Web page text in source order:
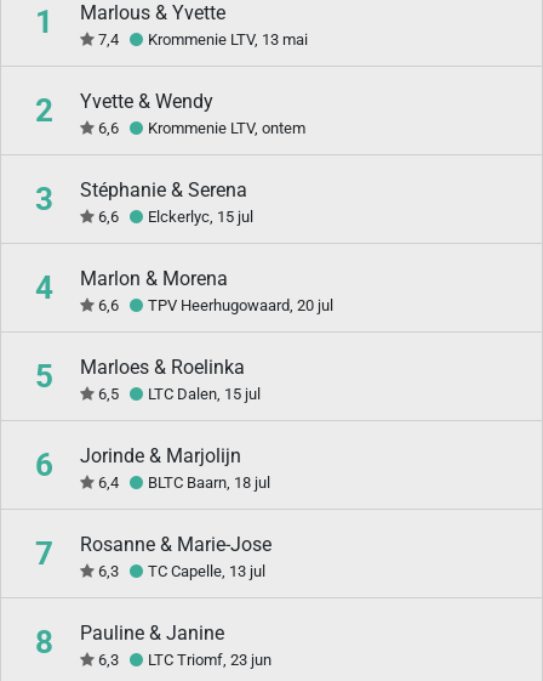
1 Marlous & Yvette
7,4 Krommenie LTV, 13 mai
2 Yvette & Wendy
6,6 Krommenie LTV, ontem
3 Stéphanie & Serena
6,6 Elckerlyc, 15 jul
4 Marlon & Morena
6,6 TPV Heerhugowaard, 20 jul
5 Marloes & Roelinka
6,5 LTC Dalen, 15 jul
6 Jorinde & Marjolijn
6,4 BLTC Baarn, 18 jul
7 Rosanne & Marie-Jose
6,3 TC Capelle, 13 jul
8 Pauline & Janine
6,3 LTC Triomf, 23 jun